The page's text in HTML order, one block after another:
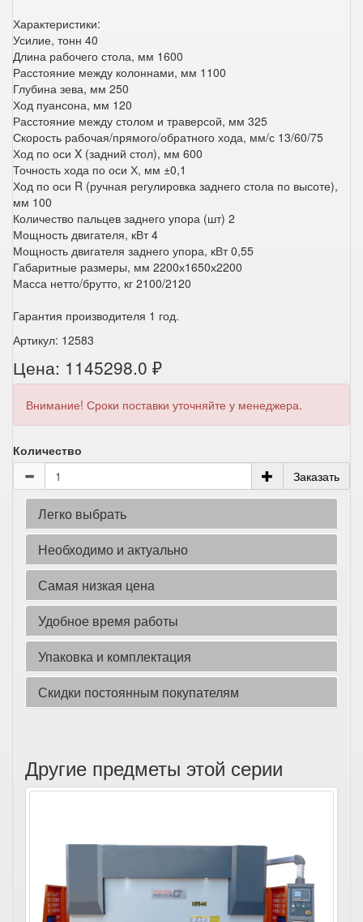
Характеристики:
Усилие, тонн 40
Длина рабочего стола, мм 1600
Расстояние между колоннами, мм 1100
Глубина зева, мм 250
Ход пуансона, мм 120
Расстояние между столом и траверсой, мм 325
Скорость рабочая/прямого/обратного хода, мм/с 13/60/75
Ход по оси X (задний стол), мм 600
Точность хода по оси Х, мм ±0,1
Ход по оси R (ручная регулировка заднего стола по высоте),
мм 100
Количество пальцев заднего упора (шт) 2
Мощность двигателя, кВт 4
Мощность двигателя заднего упора, кВт 0,55
Габаритные размеры, мм 2200х1650х2200
Масса нетто/брутто, кг 2100/2120
Гарантия производителя 1 год.
Артикул: 12583
Цена: 1145298.0 ₽
Внимание! Сроки поставки уточняйте у менеджера.
Количество
Заказать
Легко выбрать
Необходимо и актуально
Самая низкая цена
Удобное время работы
Упаковка и комплектация
Скидки постоянным покупателям
Другие предметы этой серии